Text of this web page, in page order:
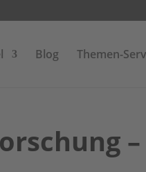
Blog Themen-